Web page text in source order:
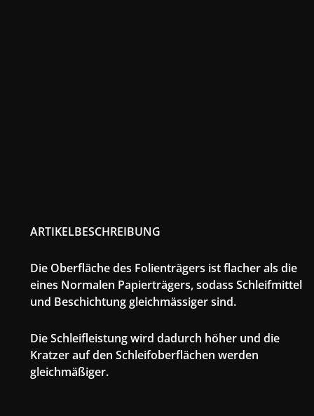
ARTIKELBESCHREIBUNG
Die Oberfläche des Folienträgers ist flacher als die
eines Normalen Papierträgers, sodass Schleifmittel
und Beschichtung gleichmässiger sind.
Die Schleifleistung wird dadurch höher und die
Kratzer auf den Schleifoberflächen werden
gleichmäßiger.